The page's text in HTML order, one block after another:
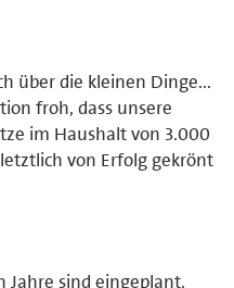
über die kleinen Dinge...
froh, dass unsere
im Haushalt von 3.000
von Erfolg gekrönt
sind eingeplant.